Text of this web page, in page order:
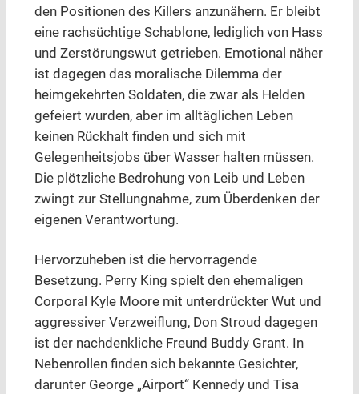
den Positionen des Killers anzunähern. Er bleibt
eine rachsüchtige Schablone, lediglich von Hass
und Zerstörungswut getrieben. Emotional näher
ist dagegen das moralische Dilemma der
heimgekehrten Soldaten, die zwar als Helden
gefeiert wurden, aber im alltäglichen Leben
keinen Rückhalt finden und sich mit
Gelegenheitsjobs über Wasser halten müssen.
Die plötzliche Bedrohung von Leib und Leben
zwingt zur Stellungnahme, zum Überdenken der
eigenen Verantwortung.
Hervorzuheben ist die hervorragende
Besetzung. Perry King spielt den ehemaligen
Corporal Kyle Moore mit unterdrückter Wut und
aggressiver Verzweiflung, Don Stroud dagegen
ist der nachdenkliche Freund Buddy Grant. In
Nebenrollen finden sich bekannte Gesichter,
darunter George „Airport“ Kennedy und Tisa